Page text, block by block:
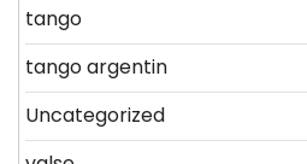
tango
tango argentin
Uncategorized